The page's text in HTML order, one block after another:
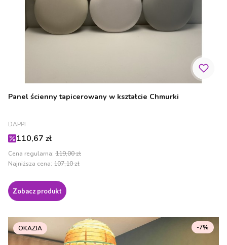
Panel ścienny tapicerowany w kształcie Chmurki
PRODUCENT
DAPPI
Cena promocyjna
110,67 zł
Cena regularna: 119,00 zł
Najniższa cena: 107,10 zł
Zobacz produkt
OKAZJA -7%